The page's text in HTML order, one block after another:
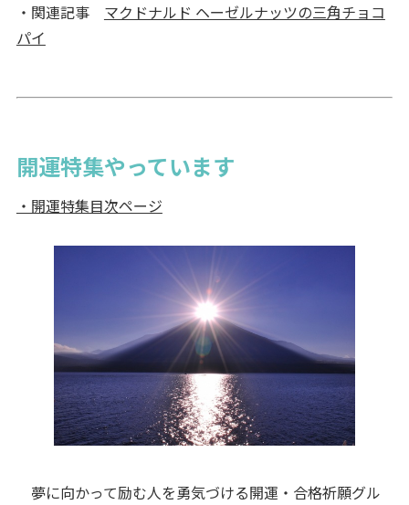
・関連記事 マクドナルド ヘーゼルナッツの三角チョコ
パイ
開運特集やっています
・開運特集目次ページ
夢に向かって励む人を勇気づける開運・合格祈願グル